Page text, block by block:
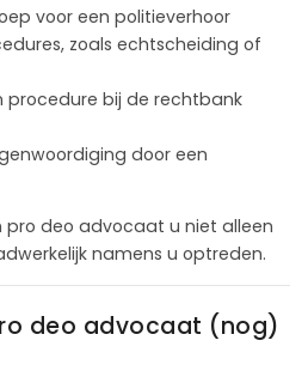
voor een politieverhoor
zoals echtscheiding of
procedure bij de rechtbank
door een
pro deo advocaat u niet alleen
namens u optreden.
deo advocaat (nog)